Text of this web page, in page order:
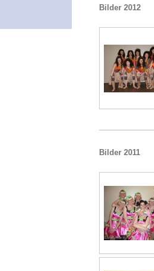
Bilder 2012
Bilder 2011